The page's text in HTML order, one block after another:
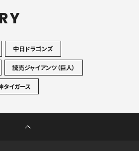
中日ドラゴンズ
読売ジャイアンツ（巨人）
タイガース